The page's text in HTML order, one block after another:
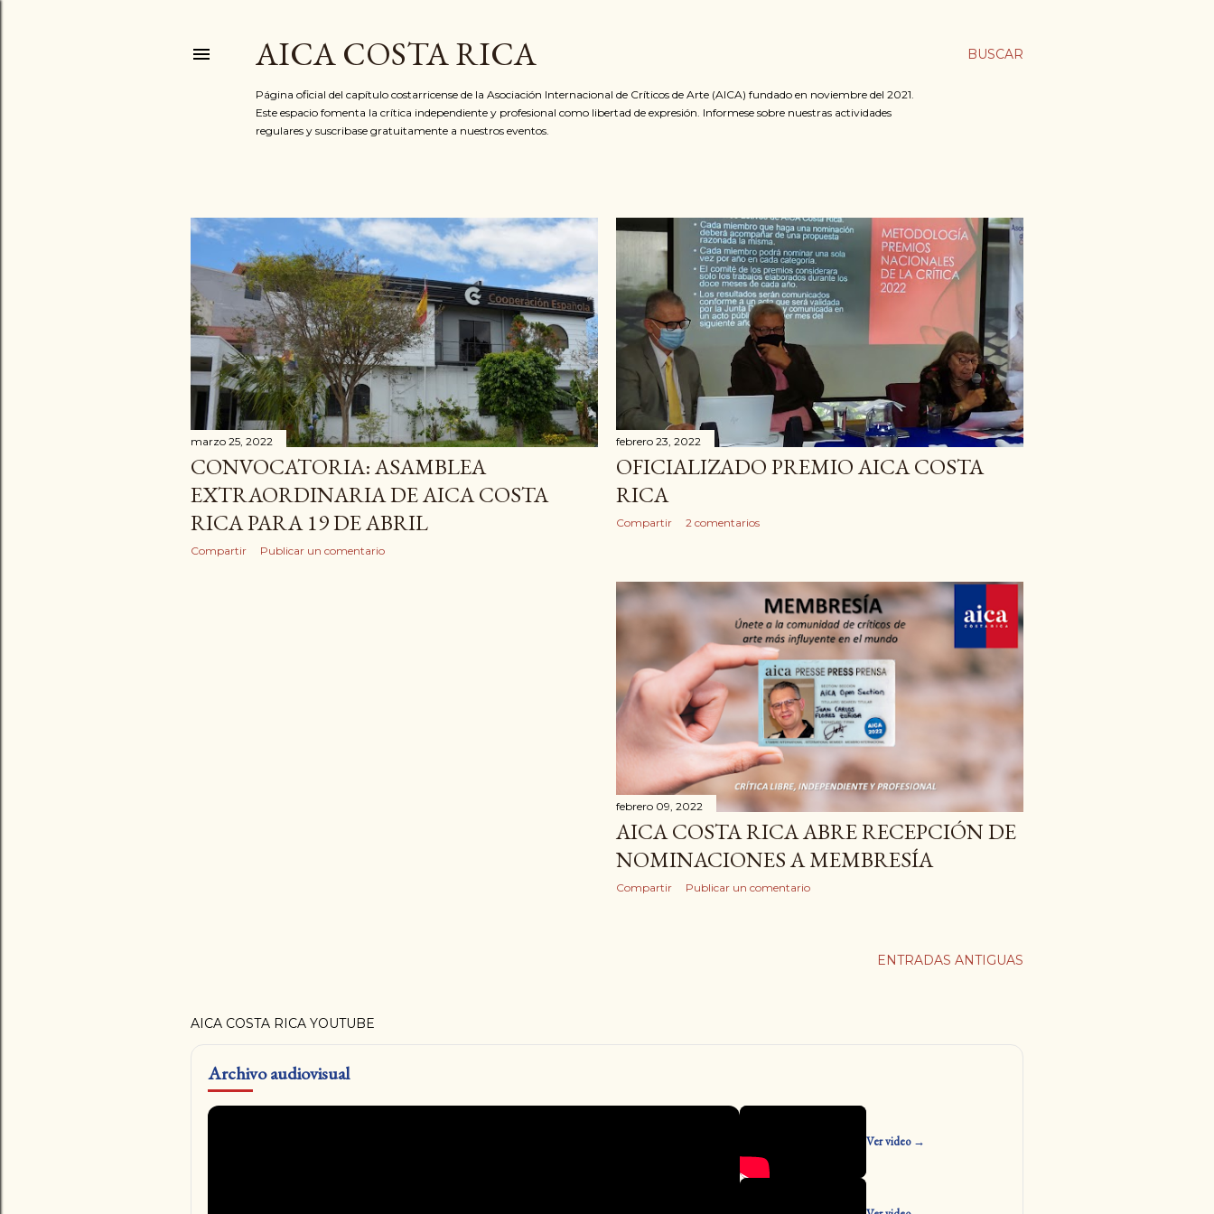
BUSCAR
AICA COSTA RICA
Página oficial del capítulo costarricense de la Asociación Internacional de Críticos de Arte (AICA) fundado en noviembre del 2021.
Este espacio fomenta la crítica independiente y profesional como libertad de expresión. Informese sobre nuestras actividades
regulares y suscribase gratuitamente a nuestros eventos.
E
n
t
r
a
d
a
s
marzo 25, 2022
CONVOCATORIA: ASAMBLEA
EXTRAORDINARIA DE AICA COSTA
RICA PARA 19 DE ABRIL
Compartir Publicar un comentario
febrero 23, 2022
OFICIALIZADO PREMIO AICA COSTA
RICA
Compartir 2 comentarios
febrero 09, 2022
AICA COSTA RICA ABRE RECEPCIÓN DE
NOMINACIONES A MEMBRESÍA
Compartir Publicar un comentario
ENTRADAS ANTIGUAS
AICA COSTA RICA YOUTUBE
Archivo audiovisual
Ver video →